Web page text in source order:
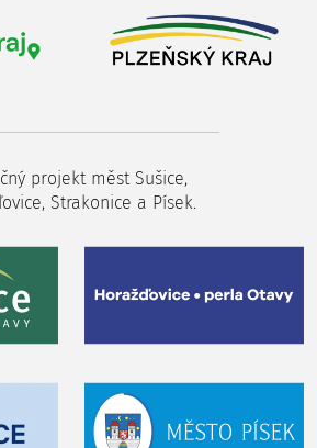
projekt měst Sušice,
Strakonice a Písek.